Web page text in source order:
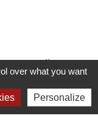
sur cette page
over what you want
Personalize